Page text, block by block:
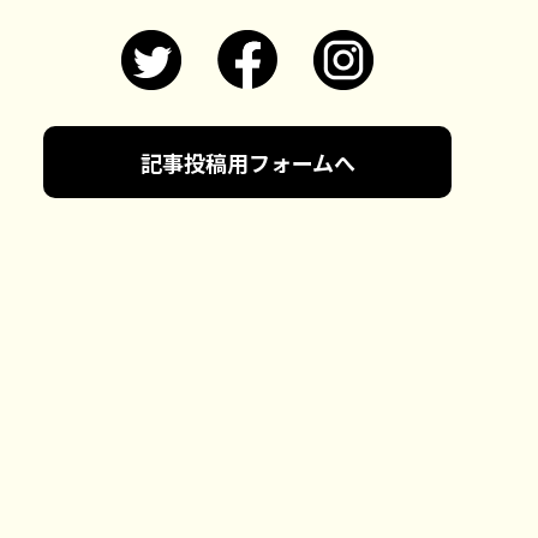
記事投稿用フォームへ